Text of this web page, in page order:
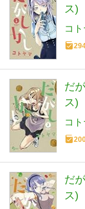
ス)
コ
だ
ス)
コ
だ
ス)